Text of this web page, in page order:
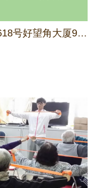
香港九龙旺角弥敦道612至618号好望角大厦9楼901室